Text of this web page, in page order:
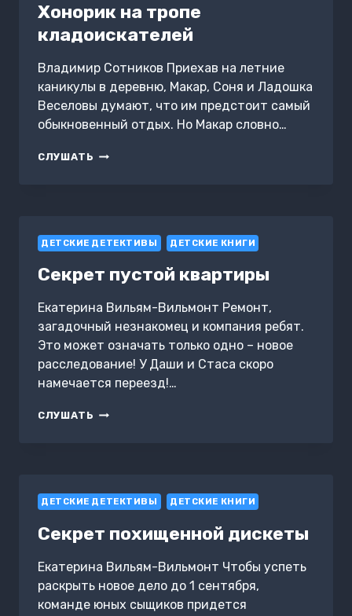
Хонорик на тропе
кладоискателей
Владимир Сотников Приехав на летние
каникулы в деревню, Макар, Соня и Ладошка
Веселовы думают, что им предстоит самый
обыкновенный отдых. Но Макар словно…
СЛУШАТЬ ХОНОРИК
ДЕТСКИЕ ДЕТЕКТИВЫ ДЕТСКИЕ КНИГИ
Секрет пустой квартиры
Екатерина Вильям-Вильмонт Ремонт,
загадочный незнакомец и компания ребят.
Это может означать только одно – новое
расследование! У Даши и Стаса скоро
намечается переезд!…
СЛУШАТЬ СЕКРЕТ
ДЕТСКИЕ ДЕТЕКТИВЫ ДЕТСКИЕ КНИГИ
Секрет похищенной дискеты
Екатерина Вильям-Вильмонт Чтобы успеть
раскрыть новое дело до 1 сентября,
команде юных сыщиков придется